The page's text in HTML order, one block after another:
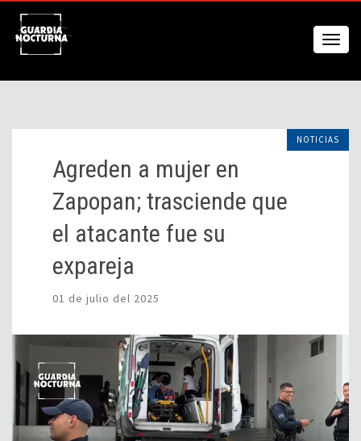
NOTICIAS
Agreden a mujer en
Zapopan; trasciende que
el atacante fue su
expareja
01 de julio del 2025